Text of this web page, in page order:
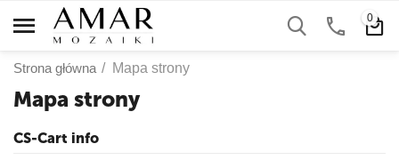
0
Strona główna / Mapa strony
Mapa strony
CS-Cart info